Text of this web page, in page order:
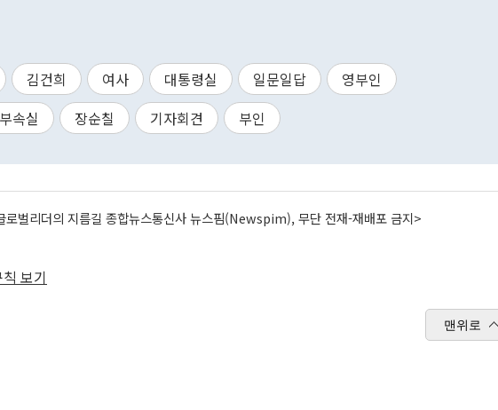
김건희 여사 대통령실 일문일답
영부인
속실 장순칠 기자회견 부인
로벌리더의 지름길 종합뉴스통신사 뉴스핌(Newspim), 무단 전재-재배포 금지>
보기
맨위로